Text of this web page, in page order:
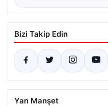
Bizi Takip Edin
Yan Manşet